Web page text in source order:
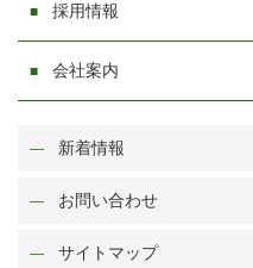
採用情報
会社案内
新着情報
お問い合わせ
サイトマップ